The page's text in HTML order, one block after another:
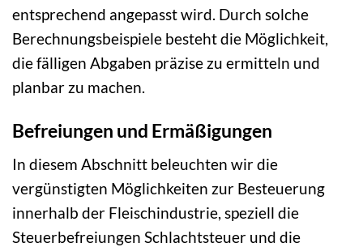
entsprechend angepasst wird. Durch solche
Berechnungsbeispiele besteht die Möglichkeit,
die fälligen Abgaben präzise zu ermitteln und
planbar zu machen.
Befreiungen und Ermäßigungen
In diesem Abschnitt beleuchten wir die
vergünstigten Möglichkeiten zur Besteuerung
innerhalb der Fleischindustrie, speziell die
Steuerbefreiungen Schlachtsteuer und die